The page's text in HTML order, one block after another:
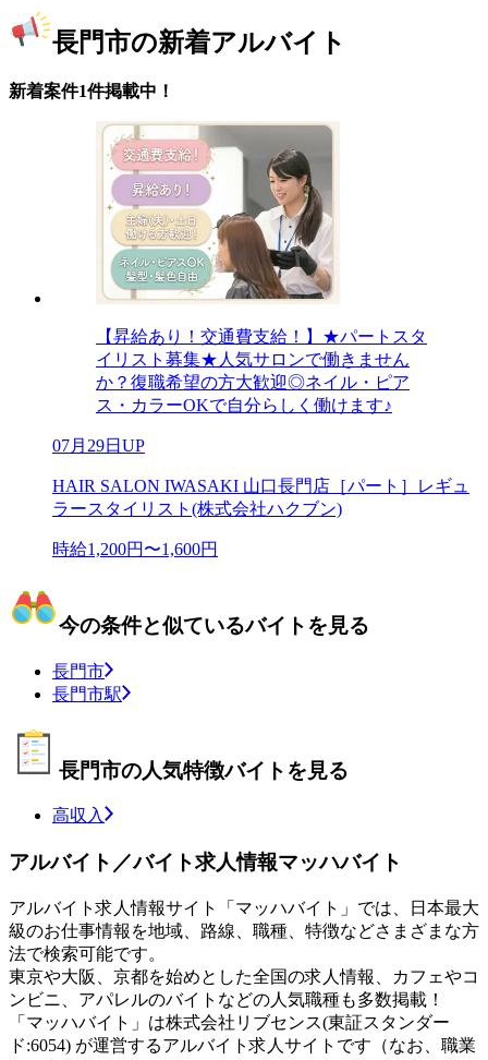
長門市の新着アルバイト
新着案件1件掲載中！
【昇給あり！交通費支給！】★パートスタ
イリスト募集★人気サロンで働きません
か？復職希望の方大歓迎◎ネイル・ピア
ス・カラーOKで自分らしく働けます♪
07月29日UP
HAIR SALON IWASAKI 山口長門店［パート］レギュ
ラースタイリスト(株式会社ハクブン)
時給1,200円〜1,600円
今の条件と似ているバイトを見る
長門市
長門市駅
長門市の人気特徴バイトを見る
高収入
アルバイト／バイト求人情報マッハバイト
アルバイト求人情報サイト「マッハバイト」では、日本最大
級のお仕事情報を地域、路線、職種、特徴などさまざまな方
法で検索可能です。
東京や大阪、京都を始めとした全国の求人情報、カフェやコ
ンビニ、アパレルのバイトなどの人気職種も多数掲載！
「マッハバイト」は株式会社リブセンス(東証スタンダー
ド:6054) が運営するアルバイト求人サイトです（なお、職業